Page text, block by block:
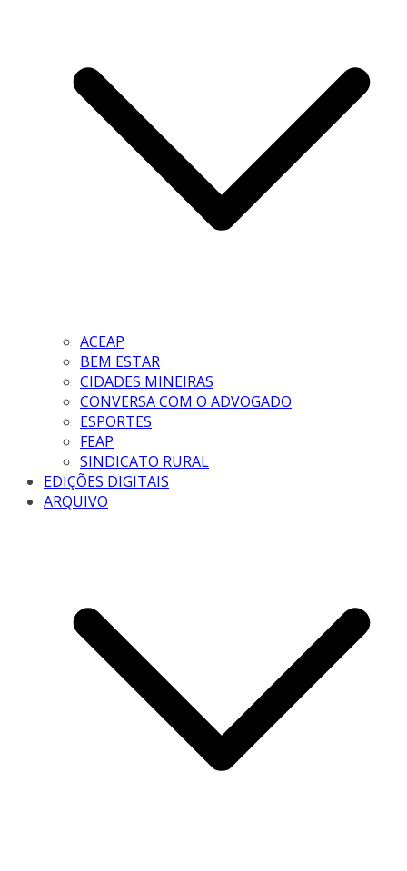
ACEAP
BEM ESTAR
CIDADES MINEIRAS
CONVERSA COM O ADVOGADO
ESPORTES
FEAP
SINDICATO RURAL
EDIÇÕES DIGITAIS
ARQUIVO